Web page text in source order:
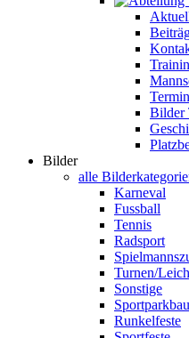
Bilder
Bilder
alle
Karneval
Fussball
Tennis
Radsport
Turnen/
Sonstige
Sportparkbau
Runkelfeste